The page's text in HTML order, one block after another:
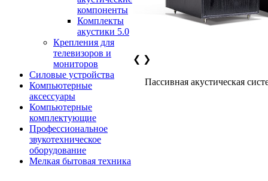
компоненты
Комплекты
акустики 5.0
Крепления для
телевизоров и
мониторов
Силовые устройства
Компьютерные
аксессуары
Компьютерные
комплектующие
Профессиональное
звукотехническое
оборудование
Мелкая бытовая техника
❮ ❯
Пассивная акустическая